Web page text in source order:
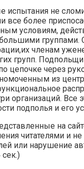
испытания не
все более
условиям,
группами.
членам
групп.
цепочке через
из
организаций. Все
подполья и его
на
читателями и
или нарушение
сек.)